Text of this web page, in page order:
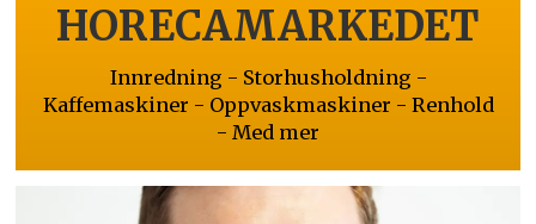
HORECAMARKEDET
Innredning - Storhusholdning -
Kaffemaskiner - Oppvaskmaskiner - Renhold
- Med mer